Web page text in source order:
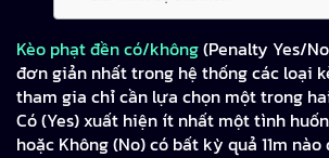
Kèo phạt đền có/không(Penalty Yes/
đơn giản nhất trong hệ thống các loại
tham gia chỉ cần lựa chọn một trong
Có (Yes) xuất hiện ít nhất một tình
hoặc Không (No) có bất kỳ quả 11m nào